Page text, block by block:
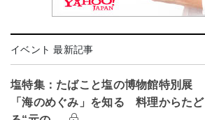
イベント 最新記事
塩特集：たばこと塩の博物館特別展
「海のめぐみ」を知る 料理からたど